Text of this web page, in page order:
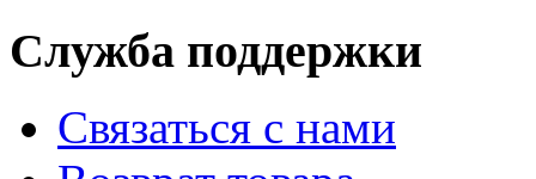
Служба поддержки
Связаться с нами